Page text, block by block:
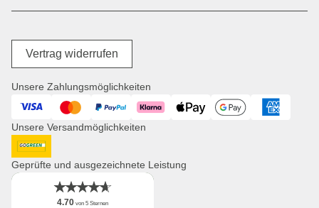
Digitale Barrierefreiheit
Sonnenbrillen
Reisegepäck
Wickelprodukte
Uhren
Unsere Mission
Jobs
Presse
Kooperationsanfragen
Distribution & B2B
Newsletter
App
Vertrag widerrufen
Unsere Zahlungsmöglichkeiten
Visa Mastercard PayPal Klarna ApplePay GooglePay American
Unsere Versandmöglichkeiten
DHL GoGreen
Geprüfte und ausgezeichnete Leistung
4.70 von 5 Sternen